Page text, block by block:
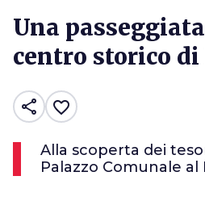
Una
centro storico di
share favorite_border
Alla scoperta dei
Palazzo Comunale al